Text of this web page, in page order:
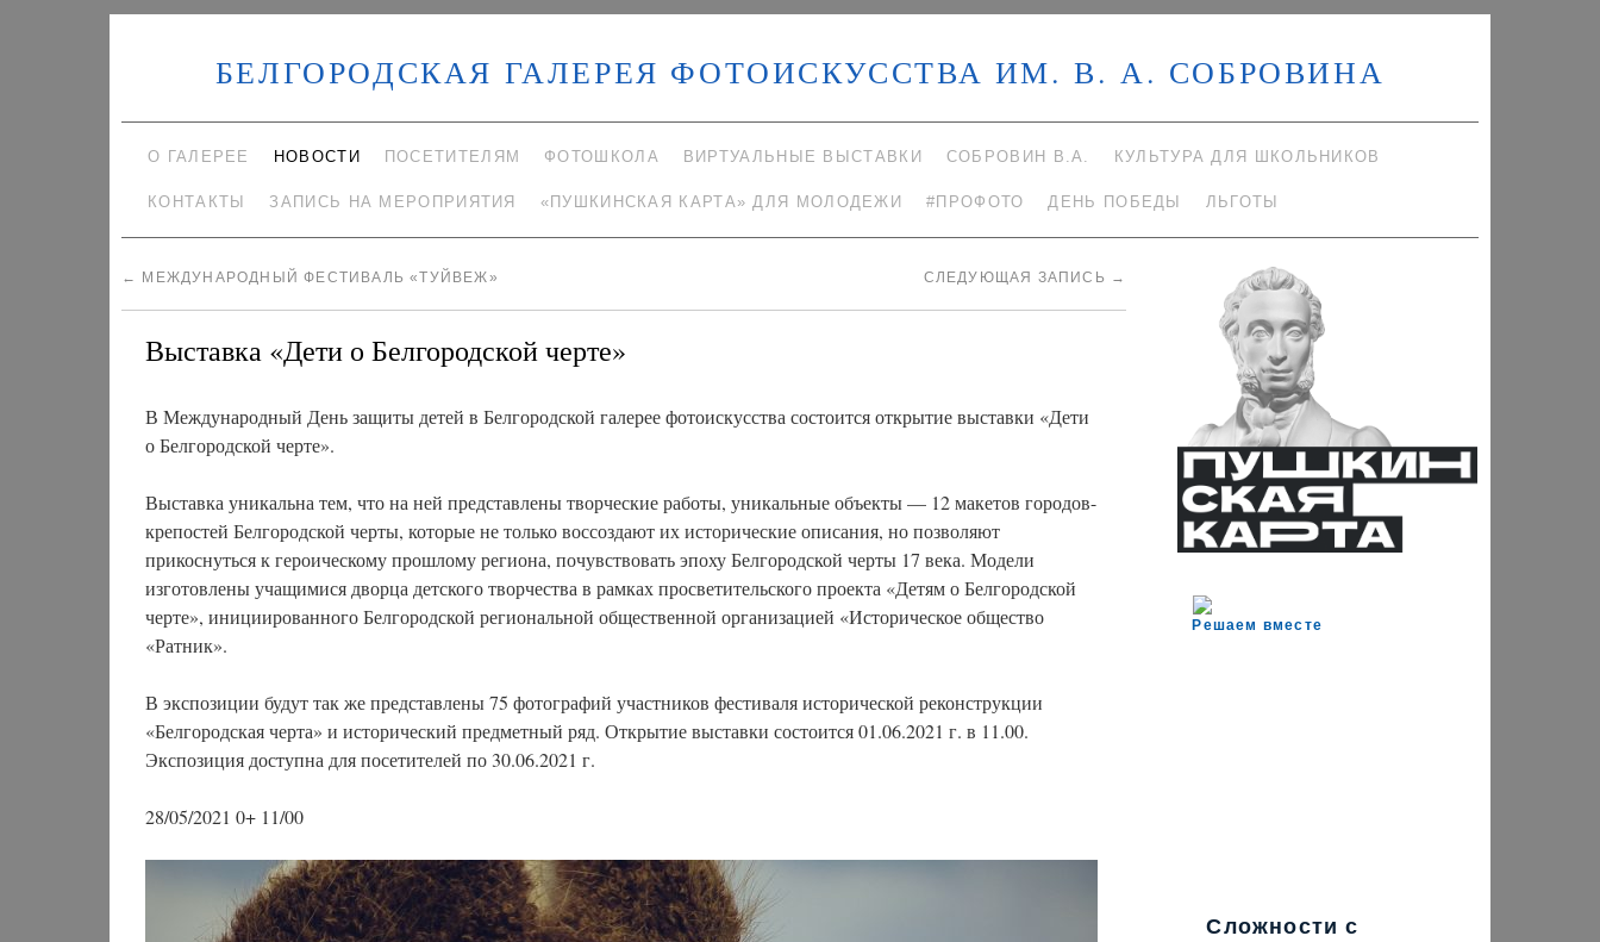
БЕЛГОРОДСКАЯ ГАЛЕРЕЯ ФОТОИСКУССТВА ИМ. В. А. СОБРОВИНА
О ГАЛЕРЕЕ НОВОСТИ ПОСЕТИТЕЛЯМ ФОТОШКОЛА ВИРТУАЛЬНЫЕ ВЫСТАВКИ СОБРОВИН В.А. КУЛЬТУРА ДЛЯ ШКОЛЬНИКОВ
КОНТАКТЫ ЗАПИСЬ НА МЕРОПРИЯТИЯ «ПУШКИНСКАЯ КАРТА» ДЛЯ МОЛОДЕЖИ #ПРОФОТО ДЕНЬ ПОБЕДЫ ЛЬГОТЫ
← МЕЖДУНАРОДНЫЙ ФЕСТИВАЛЬ «ТУЙВЕЖ» СЛЕДУЮЩАЯ ЗАПИСЬ →
Выставка «Дети о Белгородской черте»
В Международный День защиты детей в Белгородской галерее фотоискусства состоится открытие выставки «Дети
о Белгородской черте».
Выставка уникальна тем, что на ней представлены творческие работы, уникальные объекты — 12 макетов городов-
крепостей Белгородской черты, которые не только воссоздают их исторические описания, но позволяют
прикоснуться к героическому прошлому региона, почувствовать эпоху Белгородской черты 17 века. Модели
изготовлены учащимися дворца детского творчества в рамках просветительского проекта «Детям о Белгородской
черте», инициированного Белгородской региональной общественной организацией «Историческое общество
«Ратник».
В экспозиции будут так же представлены 75 фотографий участников фестиваля исторической реконструкции
«Белгородская черта» и исторический предметный ряд. Открытие выставки состоится 01.06.2021 г. в 11.00.
Экспозиция доступна для посетителей по 30.06.2021 г.
28/05/2021 0+ 11/00
Решаем вместе
Сложности с